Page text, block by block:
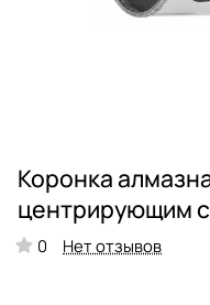
Коронка
центрирующим
0 Нет отзывов